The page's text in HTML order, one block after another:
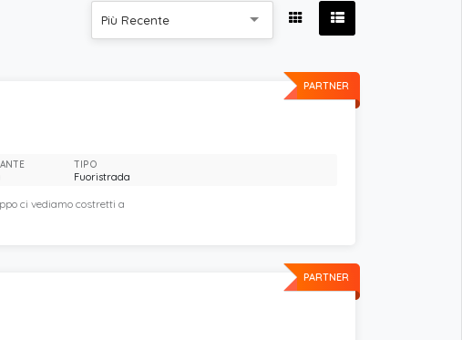
Più Recente
PARTNER
ci vediamo costretti a
TIPO
Fuoristrada
PARTNER